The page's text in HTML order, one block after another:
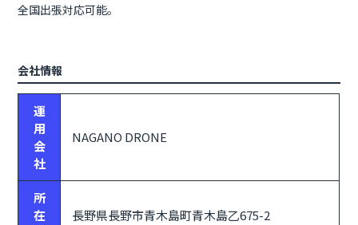
全国出張対応可能。
会社情報
運
用
会
社
NAGANO DRONE
所
在
長野県長野市青木島町青木島乙675-2